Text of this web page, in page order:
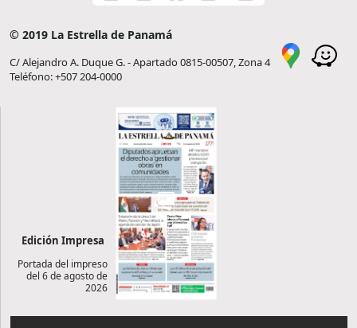
© 2019 La Estrella de Panamá
C/ Alejandro A. Duque G. - Apartado 0815-00507, Zona 4
Teléfono: +507 204-0000
Edición Impresa
Portada del impreso
del 6 de agosto de
2026